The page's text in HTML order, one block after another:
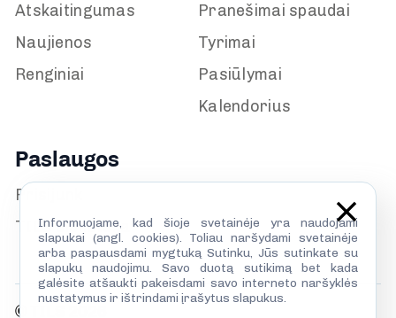
Atskaitingumas
Naujienos
Renginiai
Pranešimai spaudai
Tyrimai
Pasiūlymai
Kalendorius
Paslaugos
Prisijunk
TILS biblioteka
© TILS 2026
Informuojame, kad šioje svetainėje yra naudojami
slapukai (angl. cookies). Toliau naršydami svetainėje
arba paspausdami mygtuką Sutinku, Jūs sutinkate su
slapukų naudojimu. Savo duotą sutikimą bet kada
galėsite atšaukti pakeisdami savo interneto naršyklės
nustatymus ir ištrindami įrašytus slapukus.